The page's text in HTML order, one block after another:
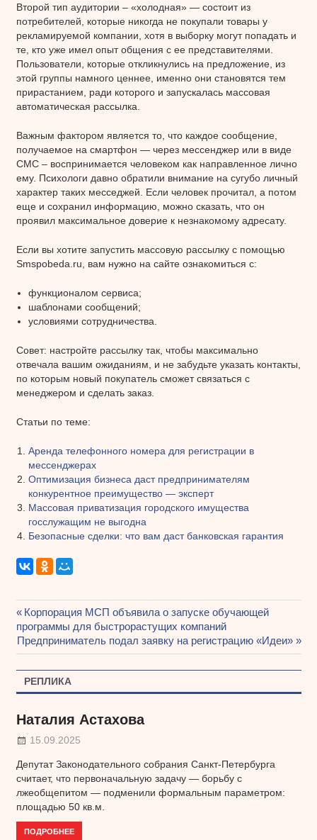
Второй тип аудитории – «холодная» — состоит из
потребителей, которые никогда не покупали товары у
рекламируемой компании, хотя в выборку могут попадать и
те, кто уже имел опыт общения с ее представителями.
Пользователи, которые откликнулись на предложение, из
этой группы намного ценнее, именно они становятся тем
прирастанием, ради которого и запускалась массовая
автоматическая рассылка.
Важным фактором является то, что каждое сообщение,
получаемое на смартфон — через мессенджер или в виде
СМС – воспринимается человеком как направленное лично
ему. Психологи давно обратили внимание на сугубо личный
характер таких месседжей. Если человек прочитал, а потом
еще и сохранил информацию, можно сказать, что он
проявил максимальное доверие к незнакомому адресату.
Если вы хотите запустить массовую рассылку с помощью
Smspobeda.ru, вам нужно на сайте ознакомиться с:
функционалом сервиса;
шаблонами сообщений;
условиями сотрудничества.
Совет: настройте рассылку так, чтобы максимально
отвечала вашим ожиданиям, и не забудьте указать контакты,
по которым новый покупатель сможет связаться с
менеджером и сделать заказ.
Статьи по теме:
Аренда телефонного номера для регистрации в
мессенджерах
Оптимизация бизнеса даст предпринимателям
конкурентное преимущество — эксперт
Массовая приватизация городского имущества
госслужащим не выгодна
Безопасные сделки: что вам даст банковская гарантия
Навигация
по
записям
Предыдущая
запись:
Корпорация МСП объявила о запуске обучающей
программы для быстрорастущих компаний
Следующая
запись:
Предприниматель подал заявку на регистрацию «Идеи»
РЕПЛИКА
Наталия Астахова
15.09.2025
Депутат Законодательного собрания Санкт-Петербурга
считает, что первоначальную задачу — борьбу с
лжеобщепитом — подменили формальным параметром:
площадью 50 кв.м.
ПОДРОБНЕЕ